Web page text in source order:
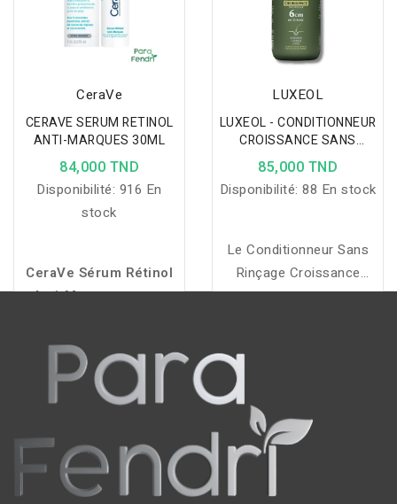
CeraVe
CERAVE SERUM RETINOL
ANTI-MARQUES 30ML
84,000 TND
Disponibilité: 916 En
stock
CeraVe Sérum Rétinol
Anti-Marquesest un
à lisser le grain de peau,
resserrer les pores et
réduire les marques
post-imperfections.
LUXEOL
LUXEOL - CONDITIONNEUR
CROISSANCE SANS
RINÇAGE 150ML
85,000 TND
Disponibilité: 88 En stock
Le Conditionneur Sans
Rinçage Croissance
Luxéol hydrate, nourrit et
plus longs et plus sains.